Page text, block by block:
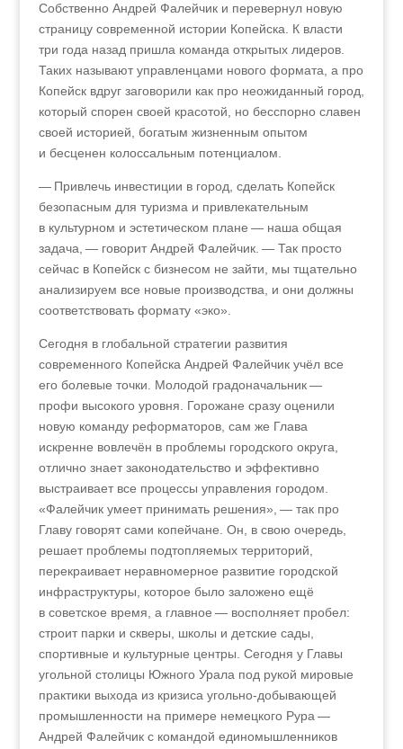
Собственно Андрей Фалейчик и перевернул новую
страницу современной истории Копейска. К власти
три года назад пришла команда открытых лидеров.
Таких называют управленцами нового формата, а про
Копейск вдруг заговорили как про неожиданный город,
который спорен своей красотой, но бесспорно славен
своей историей, богатым жизненным опытом
и бесценен колоссальным потенциалом.
— Привлечь инвестиции в город, сделать Копейск
безопасным для туризма и привлекательным
в культурном и эстетическом плане — наша общая
задача, — говорит Андрей Фалейчик. — Так просто
сейчас в Копейск с бизнесом не зайти, мы тщательно
анализируем все новые производства, и они должны
соответствовать формату «эко».
Сегодня в глобальной стратегии развития
современного Копейска Андрей Фалейчик учёл все
его болевые точки. Молодой градоначальник —
профи высокого уровня. Горожане сразу оценили
новую команду реформаторов, сам же Глава
искренне вовлечён в проблемы городского округа,
отлично знает законодательство и эффективно
выстраивает все процессы управления городом.
«Фалейчик умеет принимать решения», — так про
Главу говорят сами копейчане. Он, в свою очередь,
решает проблемы подтопляемых территорий,
перекраивает неравномерное развитие городской
инфраструктуры, которое было заложено ещё
в советское время, а главное — восполняет пробел:
строит парки и скверы, школы и детские сады,
спортивные и культурные центры. Сегодня у Главы
угольной столицы Южного Урала под рукой мировые
практики выхода из кризиса угольно-добывающей
промышленности на примере немецкого Рура —
Андрей Фалейчик с командой единомышленников